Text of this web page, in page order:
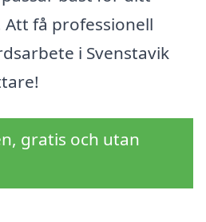
få professionell
i Svenstavik
gratis och utan